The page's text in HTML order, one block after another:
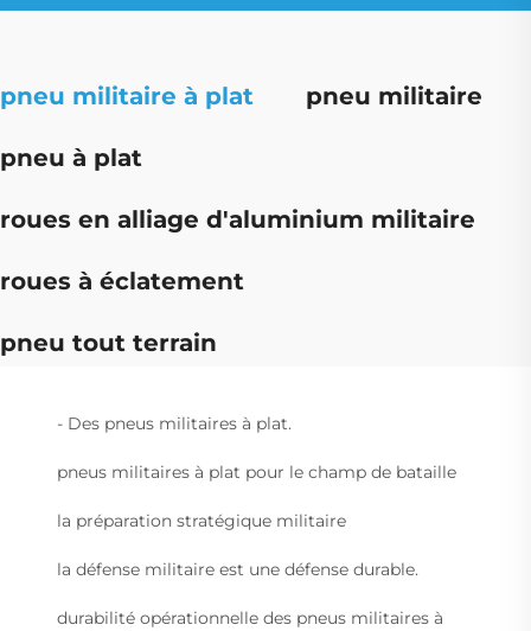
pneu militaire à plat pneu militaire
pneu à plat
roues en alliage d'aluminium militaire
roues à éclatement
pneu tout terrain
- Des pneus militaires à plat.
pneus militaires à plat pour le champ de bataille
la préparation stratégique militaire
la défense militaire est une défense durable.
durabilité opérationnelle des pneus militaires à